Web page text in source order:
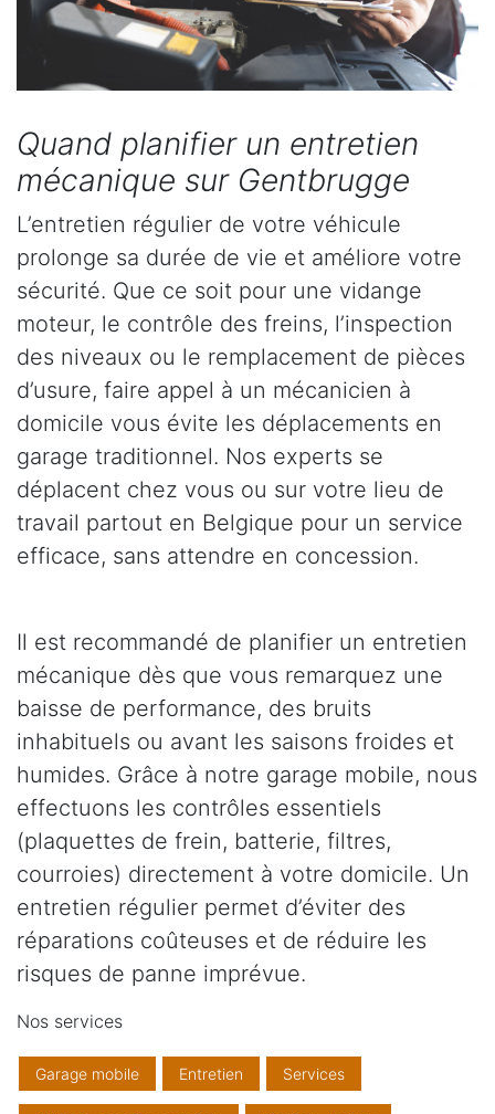
Quand planifier un entretien
mécanique sur Gentbrugge
L’entretien régulier de votre véhicule
prolonge sa durée de vie et améliore votre
sécurité. Que ce soit pour une vidange
moteur, le contrôle des freins, l’inspection
des niveaux ou le remplacement de pièces
d’usure, faire appel à un mécanicien à
domicile vous évite les déplacements en
garage traditionnel. Nos experts se
déplacent chez vous ou sur votre lieu de
travail partout en Belgique pour un service
efficace, sans attendre en concession.
Il est recommandé de planifier un entretien
mécanique dès que vous remarquez une
baisse de performance, des bruits
inhabituels ou avant les saisons froides et
humides. Grâce à notre garage mobile, nous
effectuons les contrôles essentiels
(plaquettes de frein, batterie, filtres,
courroies) directement à votre domicile. Un
entretien régulier permet d’éviter des
réparations coûteuses et de réduire les
risques de panne imprévue.
Nos services
Garage mobile Entretien Services